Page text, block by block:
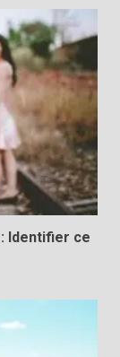
Identifier ce